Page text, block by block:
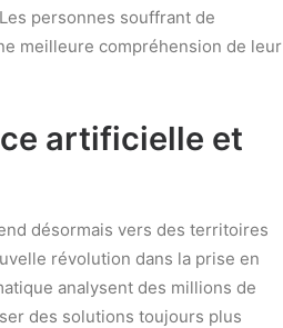
personnes souffrant de
meilleure compréhension de leur
artificielle et
désormais vers des territoires
révolution dans la prise en
analysent des millions de
des solutions toujours plus